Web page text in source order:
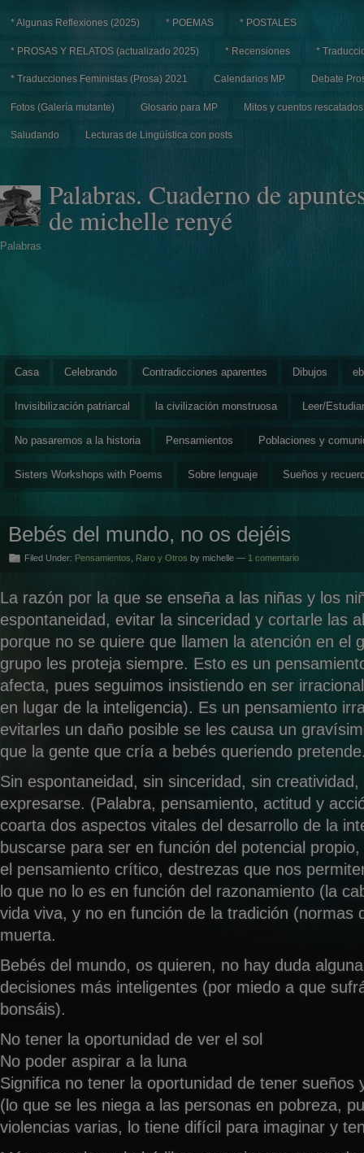
* Algunas Reflexiones (2025) * POEMAS * POSTALES
* PROSAS Y RELATOS (actualizado 2025) * Recensiones *
* Traducciones Feministas (Prosa) 2021 Calendarios MP Debate
Fotos (Galería mutante) Glosario para MP Mitos y cuentos rescatados
Saludando Lecturas de Lingüística con posts
Palabras. Cuaderno de
de michelle renyé
Palabras
Casa Celebrando Contradicciones aparentes Dibujos
Invisibilización patriarcal la civilización monstruosa Leer/Estudiar
No pasaremos a la historia Pensamientos Poblaciones y
Sisters Workshops with Poems Sobre lenguaje Sueños y
Bebés del mundo, no os dejéis
Filed Under: Pensamientos Raro y Otros by michelle — 1 comentario
La razón por la que se enseña a las niñas y los
espontaneidad, evitar la sinceridad y cortarle las
porque no se quiere que llamen la atención en el
grupo les proteja siempre. Esto es un
afecta, pues seguimos insistiendo en ser
en lugar de la inteligencia). Es un pensamiento
evitarles un daño posible se les causa un
que la gente que cría a bebés queriendo
Sin espontaneidad, sin sinceridad, sin
expresarse. (Palabra, pensamiento, actitud y
coarta dos aspectos vitales del desarrollo de la
buscarse para ser en función del potencial
el pensamiento crítico, destrezas que nos
lo que no lo es en función del razonamiento (la
vida viva, y no en función de la tradición (normas
muerta.
Bebés del mundo, os quieren, no hay duda
decisiones más inteligentes (por miedo a que
bonsáis).
No tener la oportunidad de ver el sol
No poder aspirar a la luna
Significa no tener la oportunidad de tener sueños
(lo que se les niega a las personas en pobreza,
violencias varias, lo tiene difícil para imaginar y